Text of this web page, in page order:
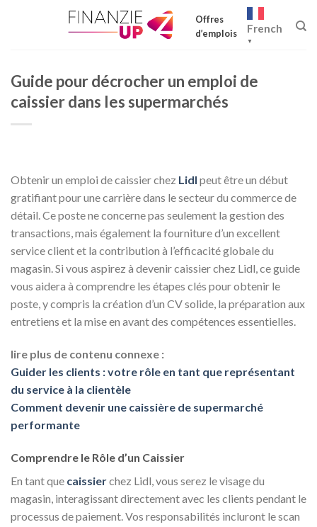
Offres
d’emplois
French
▼
Guide pour décrocher un emploi de
caissier dans les supermarchés
Obtenir un emploi de caissier chez Lidl peut être un début
gratifiant pour une carrière dans le secteur du commerce de
détail. Ce poste ne concerne pas seulement la gestion des
transactions, mais également la fourniture d’un excellent
service client et la contribution à l’efficacité globale du
magasin. Si vous aspirez à devenir caissier chez Lidl, ce guide
vous aidera à comprendre les étapes clés pour obtenir le
poste, y compris la création d’un CV solide, la préparation aux
entretiens et la mise en avant des compétences essentielles.
lire plus de contenu connexe :
Guider les clients : votre rôle en tant que représentant
du service à la clientèle
Comment devenir une caissière de supermarché
performante
Comprendre le Rôle d’un Caissier
En tant que caissierchez Lidl, vous serez le visage du
magasin, interagissant directement avec les clients pendant le
processus de paiement. Vos responsabilités incluront le scan